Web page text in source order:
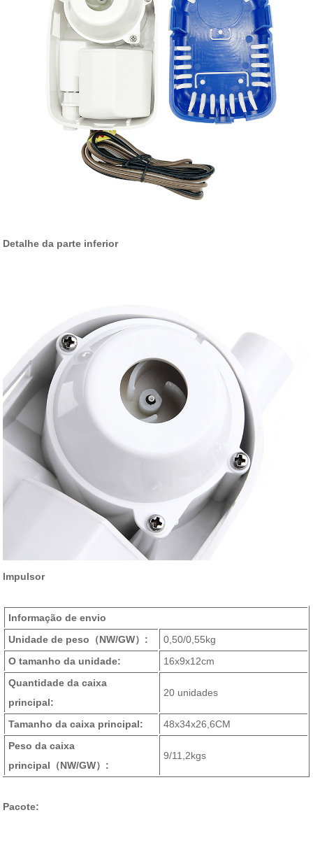
Detalhe da parte inferior
Impulsor
Informação de envio
Unidade de peso （NW/GW） :
0,50/0,55kg
O tamanho da unidade:
16x9x12cm
Quantidade da caixa
principal:
20 unidades
Tamanho da caixa principal:
48x34x26,6CM
Peso da caixa
principal （NW/GW） :
9/11,2kgs
Pacote: